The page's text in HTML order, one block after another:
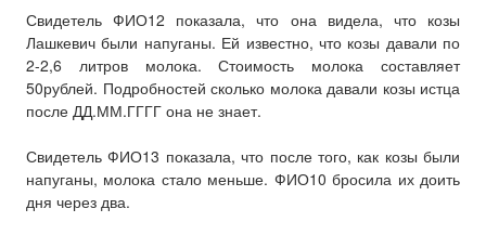
Свидетель ФИО12 показала, что она видела, что козы
Лашкевич были напуганы. Ей известно, что козы давали по
2-2,6 литров молока. Стоимость молока составляет
50рублей. Подробностей сколько молока давали козы истца
после ДД.ММ.ГГГГ она не знает.
Свидетель ФИО13 показала, что после того, как козы были
напуганы, молока стало меньше. ФИО10 бросила их доить
дня через два.